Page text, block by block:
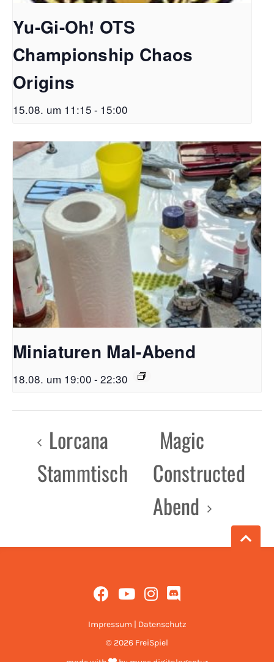
Yu-Gi-Oh! OTS
Championship Chaos
Origins
15.08. um 11:15 - 15:00
Miniaturen Mal-Abend
18.08. um 19:00 - 22:30
Lorcana
Stammtisch
Magic
Constructed
Abend
Impressum | Datenschutz
© 2026 FreiSpiel